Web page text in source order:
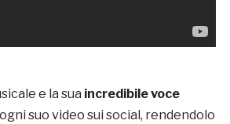
e la sua incredibile voce
suo video sui social, rendendolo